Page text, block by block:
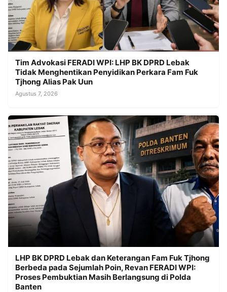
Tim Advokasi FERADI WPI: LHP BK DPRD Lebak
Tidak Menghentikan Penyidikan Perkara Fam Fuk
Tjhong Alias Pak Uun
Agustus 7, 2026
LHP BK DPRD Lebak dan Keterangan Fam Fuk Tjhong
Berbeda pada Sejumlah Poin, Revan FERADI WPI:
Proses Pembuktian Masih Berlangsung di Polda
Banten